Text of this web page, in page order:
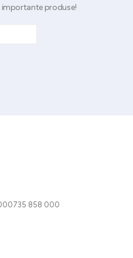
importante produse!
858 000